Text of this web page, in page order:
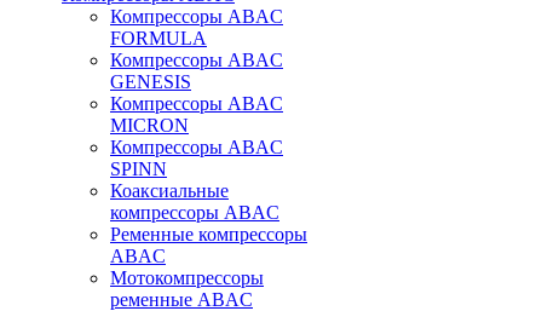
Компрессоры ABAC
FORMULA
Компрессоры ABAC
GENESIS
Компрессоры ABAC
MICRON
Компрессоры ABAC
SPINN
Коаксиальные
компрессоры ABAC
Ременные компрессоры
ABAC
Мотокомпрессоры
ременные ABAC